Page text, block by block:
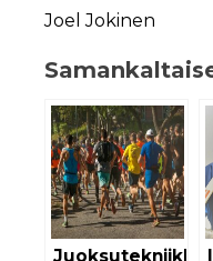
Joel Jokinen
Juoksutekniikka